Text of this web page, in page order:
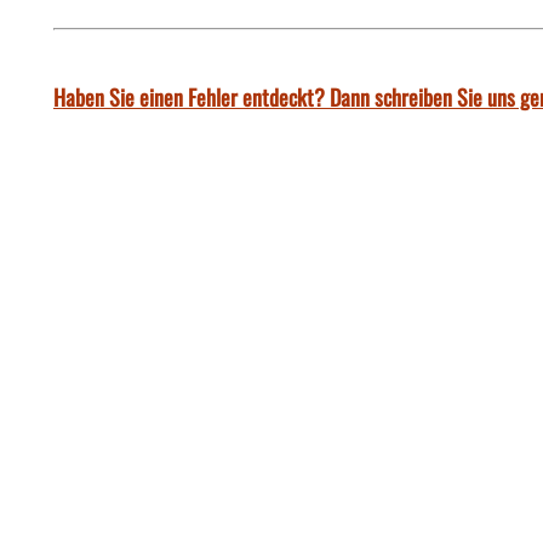
Haben Sie einen Fehler entdeckt? Dann schreiben Sie uns